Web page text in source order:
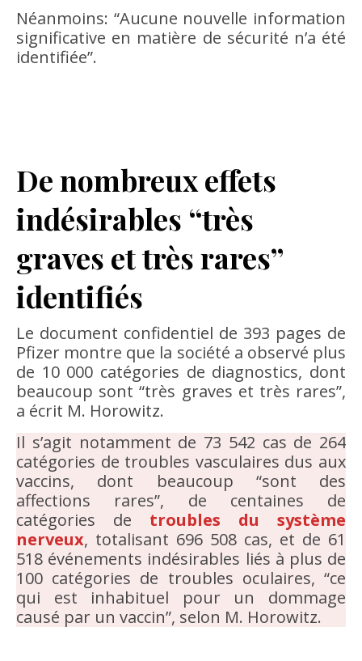
Néanmoins: “Aucune nouvelle information
significative en matière de sécurité n’a été
identifiée”.
De nombreux effets
indésirables “très
graves et très rares”
identifiés
Le document confidentiel de 393 pages de
Pfizer montre que la société a observé plus
de 10 000 catégories de diagnostics, dont
beaucoup sont “très graves et très rares”,
a écrit M. Horowitz.
Il s’agit notamment de 73 542 cas de 264
catégories de troubles vasculaires dus aux
vaccins, dont beaucoup “sont des
affections rares”, de centaines de
catégories de troubles du système
nerveux, totalisant 696 508 cas, et de 61
518 événements indésirables liés à plus de
100 catégories de troubles oculaires, “ce
qui est inhabituel pour un dommage
causé par un vaccin”, selon M. Horowitz.